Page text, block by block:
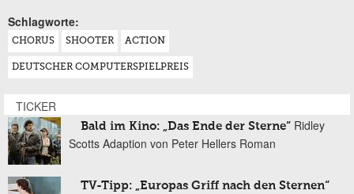
Schlagworte:
CHORUS SHOOTER ACTION
DEUTSCHER COMPUTERSPIELPREIS
TICKER
Bald im Kino: „Das Ende der Sterne“ Ridley
Scotts Adaption von Peter Hellers Roman
TV-Tipp: „Europas Griff nach den Sternen“